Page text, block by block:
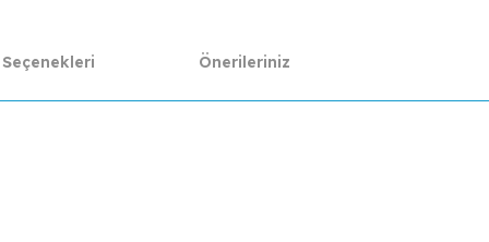
Önerileriniz